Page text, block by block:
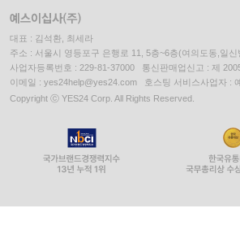
대표 : 김석환, 최세라
주소 : 서울시 영등포구 은행로 11, 5층~6층(여의도동,일신
사업자등록번호 : 229-81-37000 통신판매업신고 : 제
이메일 : yes24help@yes24.com 호스팅 서비스사업자 :
Copyright ⓒ YES24 Corp. All Rights Reserved.